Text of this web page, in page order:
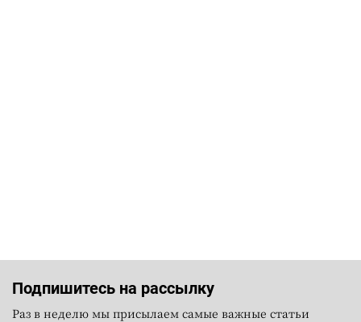
Подпишитесь на рассылку
Раз в неделю мы присылаем самые важные статьи